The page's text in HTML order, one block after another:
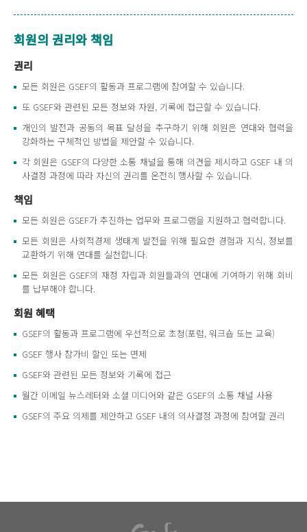
회원의 권리와 책임
권리
모든 회원은 GSEF의 활동과 프로그램에 참여할 수 있습니다.
또 GSEF와 관련된 모든 정보와 자원, 기록에 접근할 수 있습니다.
개인의 발전과 공동의 목표 달성을 추구하기 위해 회원은 연대와 협력을
강화하는 구체적인 방법을 제안할 수 있습니다.
각 회원은 GSEF의 다양한 소통 채널을 통해 의견을 제시하고 GSEF 내 의
사결정 과정에 따라 자신의 권리를 온전히 행사할 수 있습니다.
책임
모든 회원은 GSEF가 추진하는 업무와 프로그램을 지원하고 협력합니다.
모든 회원은 사회적경제 생태계 발전을 위해 필요한 경험과 지식, 정보를
교환하기 위해 연대를 실천합니다.
모든 회원은 GSEF의 재정 자립과 회원들과의 연대에 기여하기 위해 회비
를 납부해야 합니다.
회원 혜택
GSEF의 활동과 프로그램에 우선적으로 초청(포럼, 워크숍 또는 교육)
GSEF 행사 참가비 할인 또는 면제
GSEF와 관련된 모든 정보와 기록에 접근
월간 이메일 뉴스레터와 소셜 미디어와 같은 GSEF의 소통 채널 사용
GSEF의 주요 의제를 제안하고 GSEF 내의 의사결정 과정에 참여할 권리